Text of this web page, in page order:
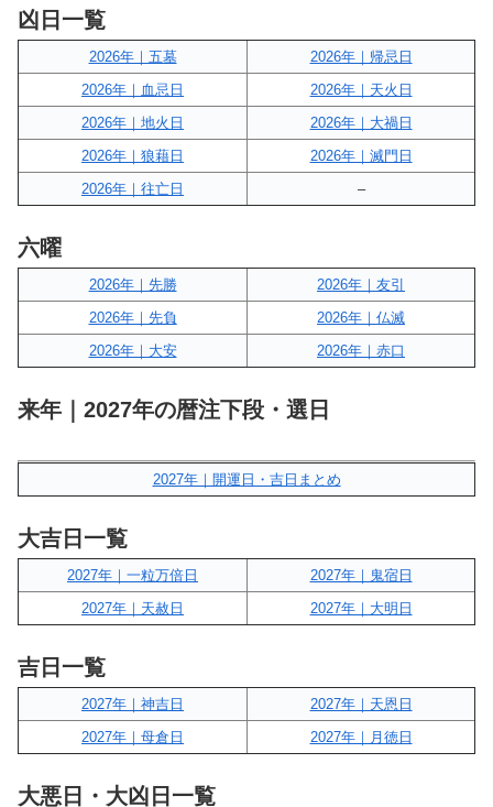
凶日一覧
2026年｜五墓
2026年｜帰忌日
2026年｜血忌日
2026年｜天火日
2026年｜地火日
2026年｜大禍日
2026年｜狼藉日
2026年｜滅門日
2026年｜往亡日
–
六曜
2026年｜先勝
2026年｜友引
2026年｜先負
2026年｜仏滅
2026年｜大安
2026年｜赤口
来年｜2027年の暦注下段・選日
2027年｜開運日・吉日まとめ
大吉日一覧
2027年｜一粒万倍日
2027年｜鬼宿日
2027年｜天赦日
2027年｜大明日
吉日一覧
2027年｜神吉日
2027年｜天恩日
2027年｜母倉日
2027年｜月徳日
大悪日・大凶日一覧